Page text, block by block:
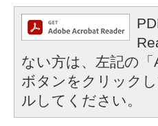
ない方は、左記の
ボタンをクリック
ルしてください。